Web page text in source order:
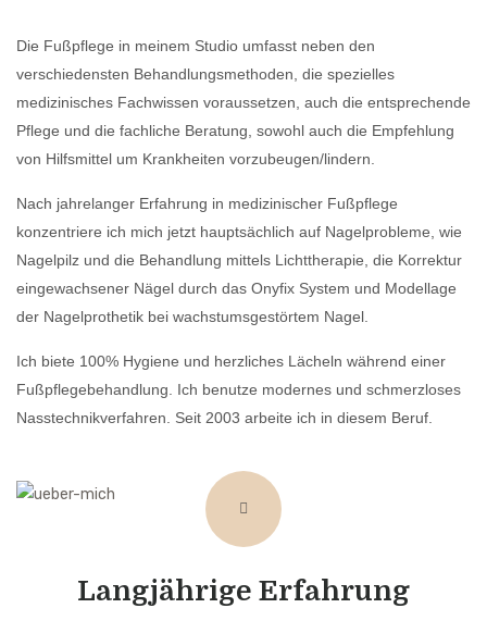
Die Fußpflege in meinem Studio umfasst neben den
verschiedensten Behandlungsmethoden, die spezielles
medizinisches Fachwissen voraussetzen, auch die entsprechende
Pflege und die fachliche Beratung, sowohl auch die Empfehlung
von Hilfsmittel um Krankheiten vorzubeugen/lindern.
Nach jahrelanger Erfahrung in medizinischer Fußpflege
konzentriere ich mich jetzt hauptsächlich auf Nagelprobleme, wie
Nagelpilz und die Behandlung mittels Lichttherapie, die Korrektur
eingewachsener Nägel durch das Onyfix System und Modellage
der Nagelprothetik bei wachstumsgestörtem Nagel.
Ich biete 100% Hygiene und herzliches Lächeln während einer
Fußpflegebehandlung. Ich benutze modernes und schmerzloses
Nasstechnikverfahren. Seit 2003 arbeite ich in diesem Beruf.
Langjährige Erfahrung